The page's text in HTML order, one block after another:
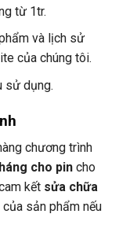
từ 1tr.
và lịch sử
của chúng tôi.
sử dụng.
chương trình
cho pin cho
kết sửa chữa
sản phẩm nếu